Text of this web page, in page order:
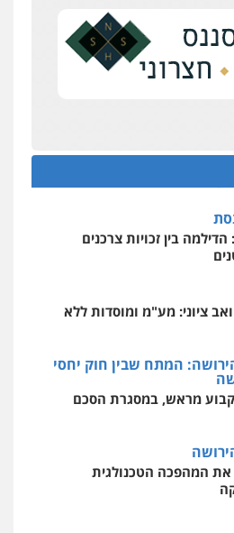
– מוניטין
מגוגל ודחיקת אזכורים
שירותים מקצועיים לעורכי דין
הגנה גיבוי תמיכה שירותים
חדשה
שני מיליון שקל על דירה
הדילמה בין זכויות צרכנים
ציוני: מע"מ ומוסדות ללא
הירושה: המתח שבין חוק יחסי
לקבוע מראש, במסגרת הסכם
את המהפכה הטכנולגית